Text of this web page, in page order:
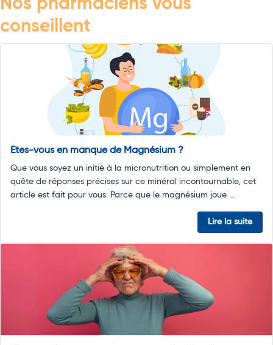
Nos pharmaciens vous
conseillent
Etes-vous en manque de Magnésium ?
Que vous soyez un initié à la micronutrition ou simplement en
quête de réponses précises sur ce minéral incontournable, cet
article est fait pour vous. Parce que le magnésium joue ...
Lire la suite